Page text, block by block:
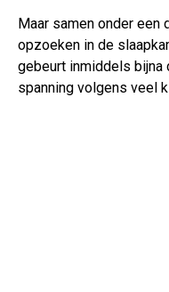
Maar samen onder een
opzoeken in de
gebeurt inmiddels
spanning volgens veel